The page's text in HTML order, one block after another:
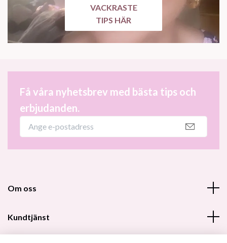
VACKRASTE
TIPS HÄR
Få våra nyhetsbrev med bästa tips och
erbjudanden.
Om oss
Kundtjänst